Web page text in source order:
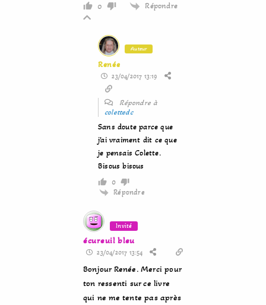
0 Répondre
Auteur
Renée
23/04/2017 13:19
Répondre à
colettedc
Sans doute parce que
j’ai vraiment dit ce que
je pensais Colette.
Bisous bisous
0
Répondre
Invité
écureuil bleu
23/04/2017 13:54
Bonjour Renée. Merci pour
ton ressenti sur ce livre
qui ne me tente pas après